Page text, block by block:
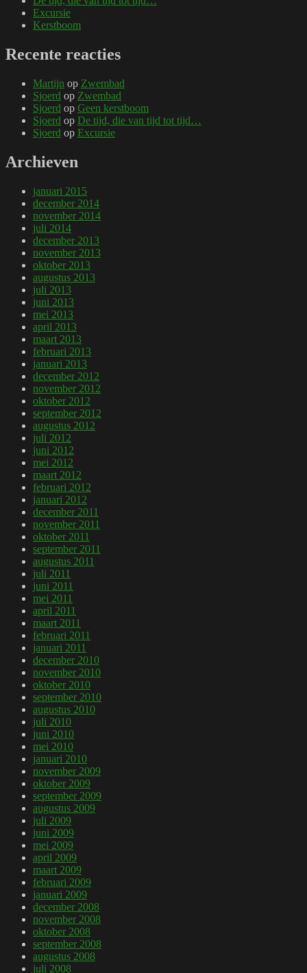
Excursie
Kerstboom
Recente reacties
Martijn op Zwembad
Sjoerd op Zwembad
Sjoerd op Geen kerstboom
Sjoerd op De tijd, die van tijd tot tijd…
Sjoerd op Excursie
Archieven
januari 2015
december 2014
november 2014
juli 2014
december 2013
november 2013
oktober 2013
augustus 2013
juli 2013
juni 2013
mei 2013
april 2013
maart 2013
februari 2013
januari 2013
december 2012
november 2012
oktober 2012
september 2012
augustus 2012
juli 2012
juni 2012
mei 2012
maart 2012
februari 2012
januari 2012
december 2011
november 2011
oktober 2011
september 2011
augustus 2011
juli 2011
juni 2011
mei 2011
april 2011
maart 2011
februari 2011
januari 2011
december 2010
november 2010
oktober 2010
september 2010
augustus 2010
juli 2010
juni 2010
mei 2010
januari 2010
november 2009
oktober 2009
september 2009
augustus 2009
juli 2009
juni 2009
mei 2009
april 2009
maart 2009
februari 2009
januari 2009
december 2008
november 2008
oktober 2008
september 2008
augustus 2008
juli 2008